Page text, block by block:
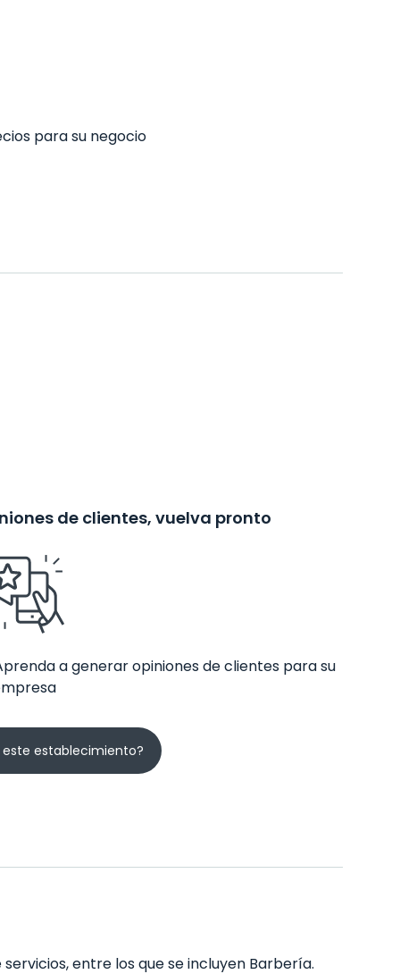
para su negocio
de clientes, vuelva pronto
a generar opiniones de clientes para su
este establecimiento?
entre los que se incluyen Barbería.